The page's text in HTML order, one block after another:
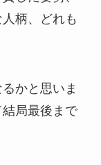
柄、どれも
かと思いま
局最後まで